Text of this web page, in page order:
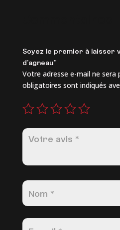
Soyez le premier à laisser
d’agneau”
Votre adresse e-mail ne sera
obligatoires sont indiqués